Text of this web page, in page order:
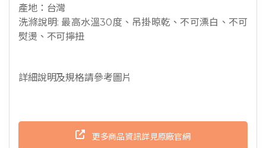
產地：台灣
洗滌說明: 最高水溫30度、吊掛晾乾、不可漂白、不可
熨燙、不可擰扭
詳細說明及規格請參考圖片
更多商品資訊詳見原廠官網